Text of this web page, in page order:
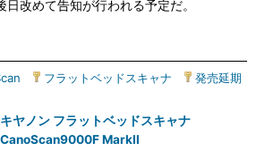
改めて告知が行われる予定だ。
フラットベッドスキャナ 発売延期
キヤノン フラットベッドスキャナ
CanoScan9000F MarkII